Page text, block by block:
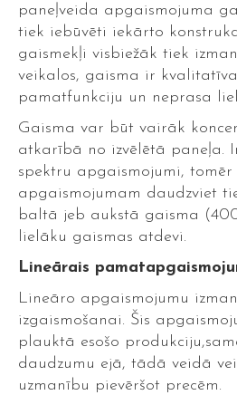
paneļveida apgaismojuma
tiek iebūvēti iekārto
gaismekļi visbiežāk tiek
veikalos, gaisma ir
pamatfunkciju un neprasa
Gaisma var būt vairāk
atkarībā no izvēlētā paneļa.
spektru apgaismojumi, tomēr
apgaismojumam daudzviet
baltā jeb aukstā gaisma
lielāku gaismas atdevi.
Lineārais
Lineāro apgaismojumu
izgaismošanai. Šis
plauktā esošo
daudzumu ejā, tādā veidā
uzmanību pievēršot precēm.